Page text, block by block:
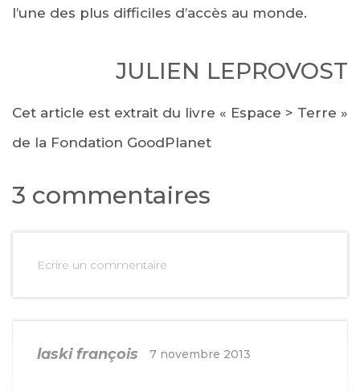
l’une des plus difficiles d’accès au monde.
JULIEN LEPROVOST
Cet article est extrait du livre « Espace > Terre »
de la Fondation GoodPlanet
3 commentaires
Ecrire un commentaire
laski françois 7 novembre 2013